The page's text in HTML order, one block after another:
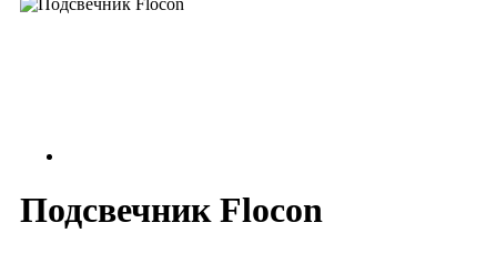
Подсвечник Flocon